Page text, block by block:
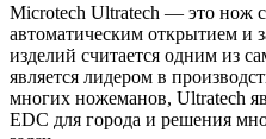
Microtech Ultratech — это нож
автоматическим открытием и
изделий считается одним из
является лидером в
многих ножеманов, Ultratech
EDC для города и решения